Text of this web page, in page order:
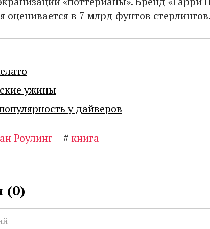
оценивается в 7 млрд фунтов стерлингов.
ужины
у дайверов
Роулинг #книга
(0)